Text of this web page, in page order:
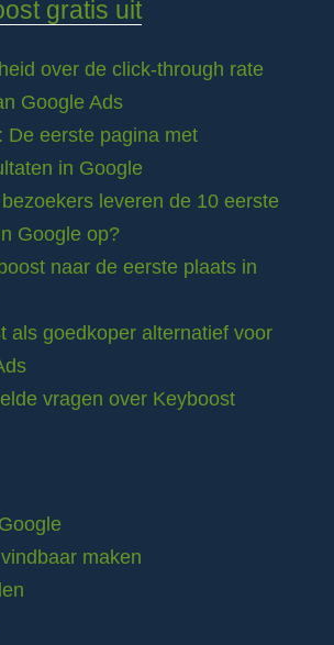
gratis uit
over de click-through rate
Google Ads
De eerste pagina met
in Google
leveren de 10 eerste
Google op?
naar de eerste plaats in
als goedkoper alternatief voor
vragen over Keyboost
maken